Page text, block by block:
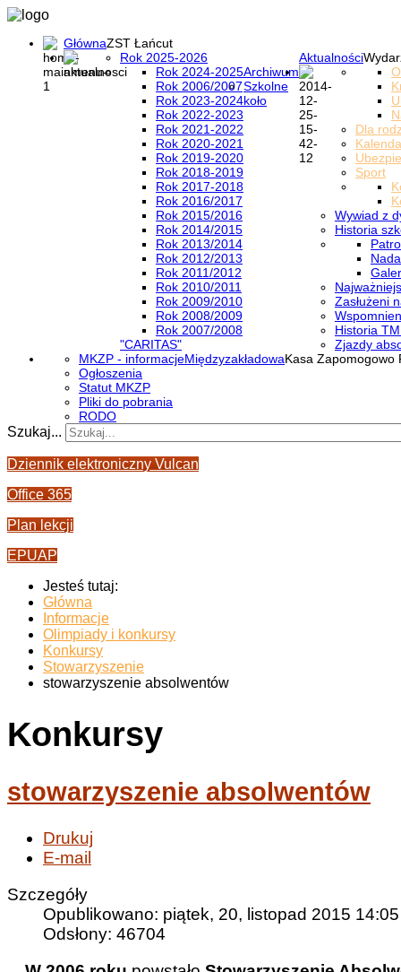
GłównaZST Łańcut
Aktualności
Rok 2025-2026
Archiwum
Rok 2024-2025
Rok 2006/2007
Rok 2023-2024
Rok 2022-2023
Rok 2021-2022
Rok 2020-2021
Rok 2019-2020
Rok 2018-2019
Rok 2017-2018
Rok 2016/2017
Rok 2015/2016
Rok 2014/2015
Rok 2013/2014
Rok 2012/2013
Rok 2011/2012
Rok 2010/2011
Rok 2009/2010
Rok 2008/2009
Rok 2007/2008
Szkolne
koło
"CARITAS"
Dla
Sport
Wywiad z
Historia
Zasłużeni
Historia
Zjazdy
MiędzyzakładowaKasa Zapomogowo
MKZP - informacje
Ogłoszenia
Statut MKZP
Pliki do pobrania
RODO
Szukaj...
Dziennik elektroniczny Vulcan
Office 365
Plan lekcji
EPUAP
Jesteś tutaj:
Główna
Informacje
Olimpiady i konkursy
Konkursy
Stowarzyszenie
stowarzyszenie absolwentów
Konkursy
stowarzyszenie absolwentów
Drukuj
E-mail
Szczegóły
Opublikowano: piątek, 20, listopad 2015 14:05
Odsłony: 46704